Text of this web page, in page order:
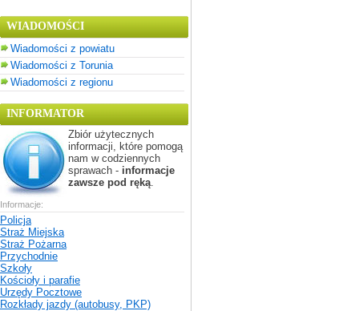
WIADOMOŚCI
Wiadomości z powiatu
Wiadomości z Torunia
Wiadomości z regionu
INFORMATOR
Zbiór użytecznych
informacji, które pomogą
nam w codziennych
sprawach - informacje
zawsze pod ręką.
Informacje:
Policja
Straż Miejska
Straż Pożarna
Przychodnie
Szkoły
Kościoły i parafie
Urzędy Pocztowe
Rozkłady jazdy (autobusy, PKP)